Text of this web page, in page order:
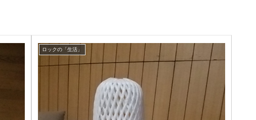
ロックの「生活」